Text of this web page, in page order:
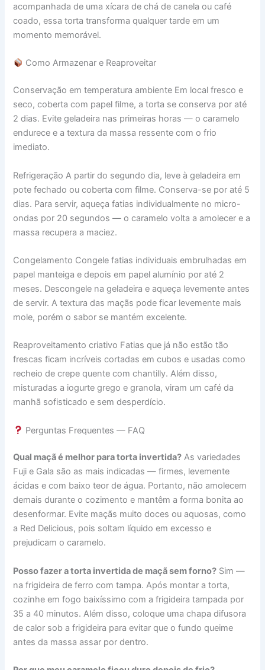
acompanhada de uma xícara de chá de canela ou café
coado, essa torta transforma qualquer tarde em um
momento memorável.
Como Armazenar e Reaproveitar
Conservação em temperatura ambiente Em local fresco e
seco, coberta com papel filme, a torta se conserva por até
2 dias. Evite geladeira nas primeiras horas — o caramelo
endurece e a textura da massa ressente com o frio
imediato.
Refrigeração A partir do segundo dia, leve à geladeira em
pote fechado ou coberta com filme. Conserva-se por até 5
dias. Para servir, aqueça fatias individualmente no micro-
ondas por 20 segundos — o caramelo volta a amolecer e a
massa recupera a maciez.
Congelamento Congele fatias individuais embrulhadas em
papel manteiga e depois em papel alumínio por até 2
meses. Descongele na geladeira e aqueça levemente antes
de servir. A textura das maçãs pode ficar levemente mais
mole, porém o sabor se mantém excelente.
Reaproveitamento criativo Fatias que já não estão tão
frescas ficam incríveis cortadas em cubos e usadas como
recheio de crepe quente com chantilly. Além disso,
misturadas a iogurte grego e granola, viram um café da
manhã sofisticado e sem desperdício.
Perguntas Frequentes — FAQ
Qual maçã é melhor para torta invertida? As variedades
Fuji e Gala são as mais indicadas — firmes, levemente
ácidas e com baixo teor de água. Portanto, não amolecem
demais durante o cozimento e mantêm a forma bonita ao
desenformar. Evite maçãs muito doces ou aquosas, como
a Red Delicious, pois soltam líquido em excesso e
prejudicam o caramelo.
Posso fazer a torta invertida de maçã sem forno? Sim —
na frigideira de ferro com tampa. Após montar a torta,
cozinhe em fogo baixíssimo com a frigideira tampada por
35 a 40 minutos. Além disso, coloque uma chapa difusora
de calor sob a frigideira para evitar que o fundo queime
antes da massa assar por dentro.